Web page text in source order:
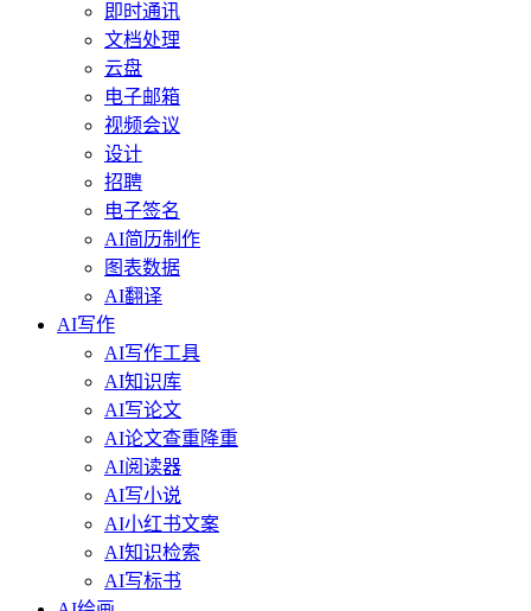
即时通讯
文档处理
云盘
电子邮箱
视频会议
设计
招聘
电子签名
AI简历制作
图表数据
AI翻译
AI写作
AI写作工具
AI知识库
AI写论文
AI论文查重降重
AI阅读器
AI写小说
AI小红书文案
AI知识检索
AI写标书